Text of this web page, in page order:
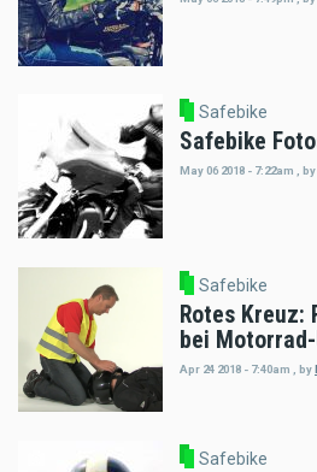
Safebike
Safebike
May 06 2018 - 7:22am , by
Safebike
Rotes Kreuz:
bei
Apr 24 2018 - 7:40am by
Safebike